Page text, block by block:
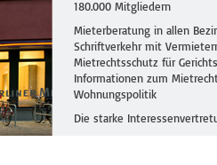
180.000 Mitgliedern
Mieterberatung in allen
Schriftverkehr mit
Mietrechtsschutz für
Informationen zum
Wohnungspolitik
Die starke